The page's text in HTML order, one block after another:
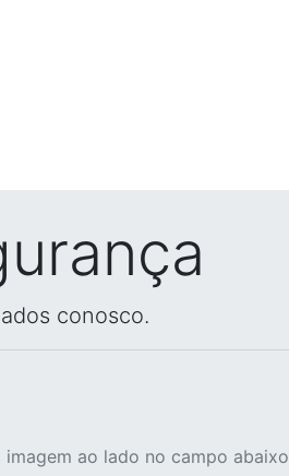
conosco.
imagem ao lado no campo abaixo